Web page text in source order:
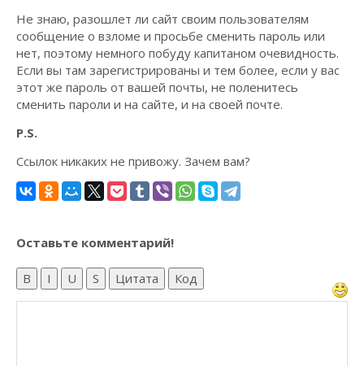
Не знаю, разошлет ли сайт своим пользователям
сообщение о взломе и просьбе сменить пароль или
нет, поэтому немного побуду капитаном очевидность.
Если вы там зарегистрированы и тем более, если у вас
этот же пароль от вашей почты, не поленитесь
сменить пароли и на сайте, и на своей почте.
P.S.
Ссылок никаких не привожу. Зачем вам?
Оставьте комментарий!
B I U S Цитата Код